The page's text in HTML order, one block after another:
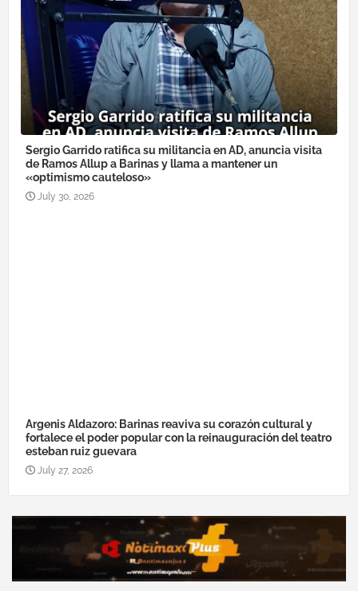
Sergio Garrido ratifica su militancia en AD, anuncia visita
de Ramos Allup a Barinas y llama a mantener un
«optimismo cauteloso»
July 30, 2026
Argenis Aldazoro: Barinas reaviva su corazón cultural y
fortalece el poder popular con la reinauguración del teatro
esteban ruiz guevara
July 27, 2026